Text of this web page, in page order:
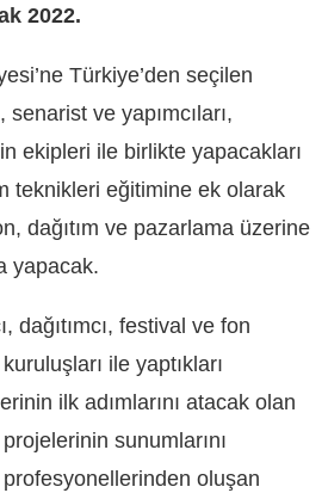
2022.
Türkiye’den seçilen
ve yapımcıları,
ekipleri ile birlikte yapacakları
teknikleri eğitimine ek olarak
dağıtım ve pazarlama üzerine
yapacak.
dağıtımcı, festival ve fon
ile yaptıkları
ilk adımlarını atacak olan
sunumlarını
oluşan